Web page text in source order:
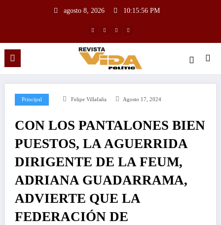
agosto 8, 2026 10:15:57 PM
Principal Felipe Villafaña Agosto 17, 2024
CON LOS PANTALONES BIEN
PUESTOS, LA AGUERRIDA
DIRIGENTE DE LA FEUM,
ADRIANA GUADARRAMA,
ADVIERTE QUE LA
FEDERACIÓN DE